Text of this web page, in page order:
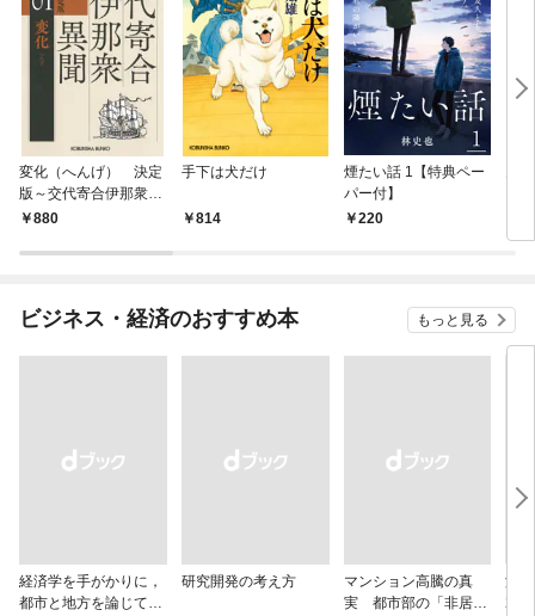
変化（へんげ） 決定
版～交代寄合伊那衆異
聞（1）～
880
手下は犬だけ
814
煙たい話 1【特典ペー
パー付】
220
ビジネス・経済のおすすめ本 もっと見る
経済学を手がかりに，
都市と地方を論じてみ
研究開発の考え方
マンション高騰の真
実 都市部の「非居住
海